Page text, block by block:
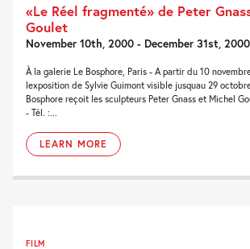
«Le Réel fragmenté» de Peter
Goulet
November 10th, 2000 - December 31st, 2000
À la galerie Le Bosphore, Paris - A partir du 10
lexposition de Sylvie Guimont visible jusquau 29
Bosphore reçoit les sculpteurs Peter Gnass et Michel
- Tél. :...
LEARN MORE
FILM